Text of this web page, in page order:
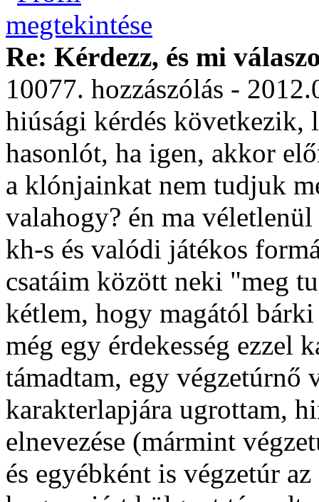
Re: Kérdezz, és mi
10077. hozzászólás -
hiúsági kérdés következik,
hasonlót, ha igen, akkor
a klónjainkat nem tudjuk
valahogy? én ma
kh-s és valódi játékos
csatáim között neki "meg
kétlem, hogy magától
még egy érdekesség ezzel
támadtam, egy végzetúrnő
karakterlapjára ugrottam,
elnevezése (mármint
és egyébként is végzetúr